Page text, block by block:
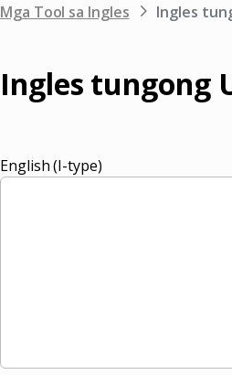
Mga Tool sa Ingles Ingles
Ingles tungong
English (I-type)